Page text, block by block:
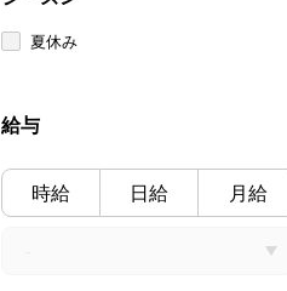
夏休み
給与
時給 日給 月給